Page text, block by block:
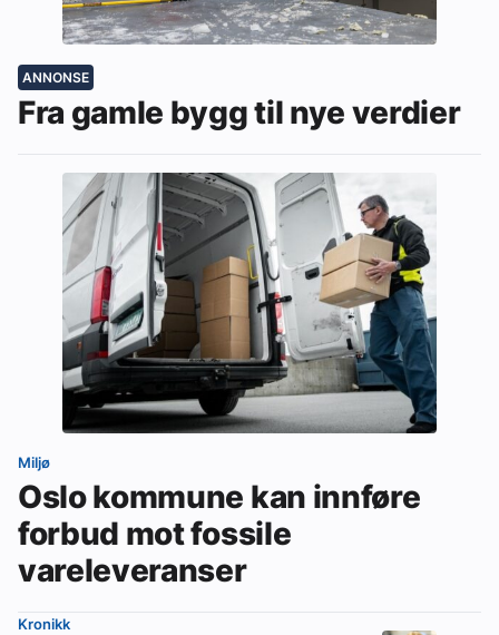
ANNONSE
Fra gamle bygg til nye verdier
Miljø
Oslo kommune kan innføre
forbud mot fossile
vareleveranser
Kronikk